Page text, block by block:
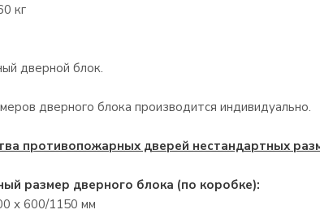
кг
дверной блок.
дверного блока производится индивидуально.
противопожарных дверей нестандартных
размер дверного блока (по коробке):
х 600/1150 мм